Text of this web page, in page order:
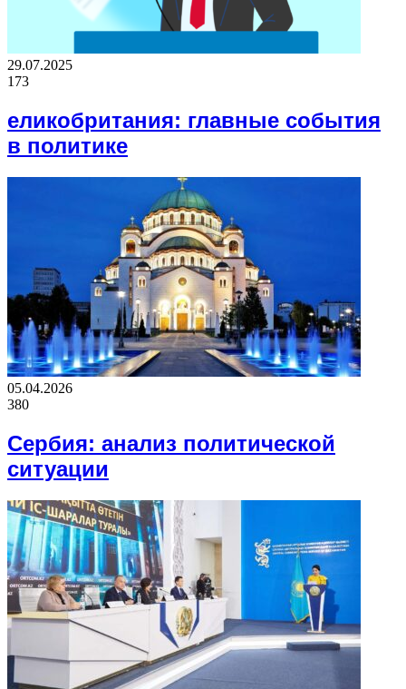
29.07.2025
173
еликобритания: главные события
в политике
05.04.2026
380
Сербия: анализ политической
ситуации